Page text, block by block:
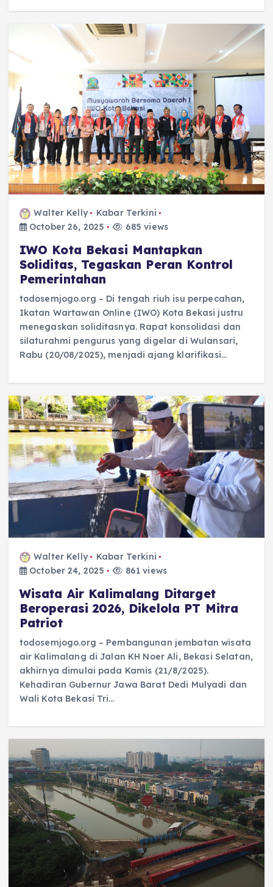
Walter Kelly
Kabar Terkini
October 26, 2025
685 views
IWO Kota Bekasi Mantapkan
Soliditas, Tegaskan Peran Kontrol
Pemerintahan
todosemjogo.org – Di tengah riuh isu perpecahan,
Ikatan Wartawan Online (IWO) Kota Bekasi justru
menegaskan soliditasnya. Rapat konsolidasi dan
silaturahmi pengurus yang digelar di Wulansari,
Rabu (20/08/2025), menjadi ajang klarifikasi…
Walter Kelly
Kabar Terkini
October 24, 2025
861 views
Wisata Air Kalimalang Ditarget
Beroperasi 2026, Dikelola PT Mitra
Patriot
todosemjogo.org – Pembangunan jembatan wisata
air Kalimalang di Jalan KH Noer Ali, Bekasi Selatan,
akhirnya dimulai pada Kamis (21/8/2025).
Kehadiran Gubernur Jawa Barat Dedi Mulyadi dan
Wali Kota Bekasi Tri…